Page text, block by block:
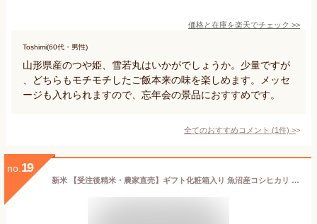
価格と在庫を楽天でチェック >>
Toshimi(60代・男性)
山形県産のつや姫、雪若丸はいかがでしょうか。少量ですが
、どちらもモチモチしたご飯本来の味を楽しめます。メッセ
ージも入れられますので、忘年会の景品におすすめです。
全てのおすすめコメント (1件) >
no. 19
新米 【受注後精米・農家直売】ギフト化粧箱入り 魚沼産コシヒカリ 無洗米５ｋｇ 農家直送！【魚沼市推奨コシヒカリ】安心安全